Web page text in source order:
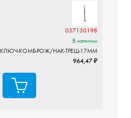
037130198
В наличии
КЛЮЧ-КОМБ-РОЖ/НАК-ТРЕЩ-17ММ
964,47 ₽